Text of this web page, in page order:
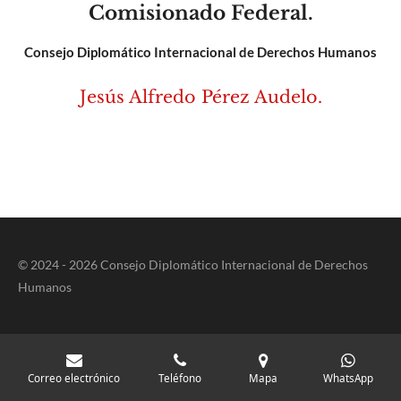
Comisionado Federal.
Consejo Diplomático Internacional de Derechos Humanos
Jesús Alfredo Pérez Audelo.
© 2024 - 2026 Consejo Diplomático Internacional de Derechos
Humanos
Correo electrónico Teléfono Mapa WhatsApp